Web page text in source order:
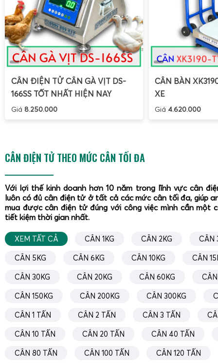
Một trong những tính năng nổi bật khác của
chính là khả năng
in bill từ xa. Khi anh chị cân gà vịt xuất
cộng thủ công, thì máy in bill đã tự động in và cộng dồn
phục vụ cho việc kiểm soát trọng lượng đàn gà vịt của mình.
Ngoài ra, việc cân mã nào in mã đó giúp thêm rõ ràng và
việc. Chủ trại và chủ xe bắt gà mua gà có thể dễ dàng theo
qua camera hơn.
CÂN ĐIỆN TỬ CÂN GÀ VỊT DS-
166SS TỐT NHẤT HIỆN NAY
Giá 8.250.000
CÂN BÀN
XE
Giá 4.620.000
CÂN ĐIỆN TỬ THEO MỨC CÂN TỐI ĐA
Với lợi thế kinh doanh hơn 10 năm trong lĩnh vực cân
luôn có đủ cân điện tử ở tất cả các mức cân tối đa, giúp
mua được cân điện tử đúng với công việc mình cần một
tiết kiệm thời gian nhất.
XEM TẤT CẢ CÂN 1KG CÂN 2KG CÂN
CÂN 5KG CÂN 6KG CÂN 10KG CÂN
CÂN 30KG CÂN 20KG CÂN 60KG
CÂN 150KG CÂN 200KG CÂN 300KG
CÂN 1 TẤN CÂN 2 TẤN CÂN 3 TẤN
CÂN 10 TẤN CÂN 20 TẤN CÂN 40 TẤN
CÂN 80 TẤN CÂN 100 TẤN CÂN 120 TẤN